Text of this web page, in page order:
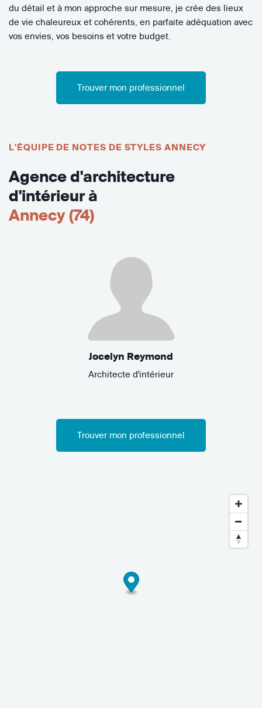
du détail et à mon approche sur mesure, je crée des lieux
de vie chaleureux et cohérents, en parfaite adéquation avec
vos envies, vos besoins et votre budget.
Trouver mon professionnel
L'ÉQUIPE DE NOTES DE STYLES ANNECY
Agence d'architecture
d'intérieur à
Annecy (74)
Jocelyn Reymond
Architecte d'intérieur
Trouver mon professionnel